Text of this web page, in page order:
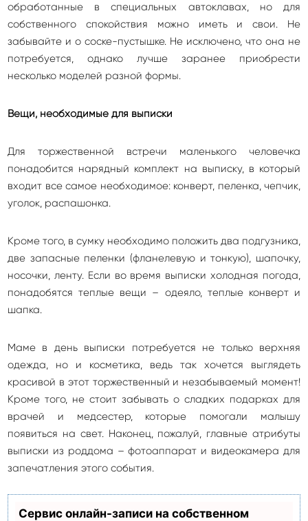
обработанные в специальных автоклавах, но для
собственного спокойствия можно иметь и свои. Не
забывайте и о соске-пустышке. Не исключено, что она не
потребуется, однако лучше заранее приобрести
несколько моделей разной формы.
Вещи, необходимые для выписки
Для торжественной встречи маленького человечка
понадобится нарядный комплект на выписку, в который
входит все самое необходимое: конверт, пеленка, чепчик,
уголок, распашонка.
Кроме того, в сумку необходимо положить два подгузника,
две запасные пеленки (фланелевую и тонкую), шапочку,
носочки, ленту. Если во время выписки холодная погода,
понадобятся теплые вещи – одеяло, теплые конверт и
шапка.
Маме в день выписки потребуется не только верхняя
одежда, но и косметика, ведь так хочется выглядеть
красивой в этот торжественный и незабываемый момент!
Кроме того, не стоит забывать о сладких подарках для
врачей и медсестер, которые помогали малышу
появиться на свет. Наконец, пожалуй, главные атрибуты
выписки из роддома – фотоаппарат и видеокамера для
запечатления этого события.
Сервис онлайн-записи на собственном